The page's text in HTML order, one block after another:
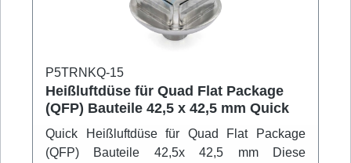
P5TRNKQ-15
Heißluftdüse für Quad Flat Package
(QFP) Bauteile 42,5 x 42,5 mm Quick
Quick Heißluftdüse für Quad Flat Package
(QFP) Bauteile 42,5x 42,5 mm Diese